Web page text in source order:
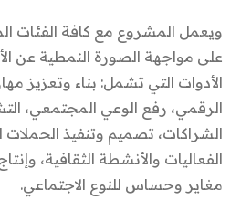
ويعمل المشروع مع كافة الفئات
على مواجهة الصورة النمطية عن
الأدوات التي تشمل: بناء وتعزيز
الرقمي، رفع الوعي المجتمعي،
الشراكات، تصميم وتنفيذ الحملات
الفعاليات والأنشطة الثقافية،
مغاير وحساس للنوع الاجتماعي.